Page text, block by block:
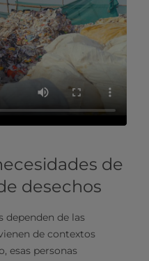
de
desechos
dependen de las
de contextos
esas personas